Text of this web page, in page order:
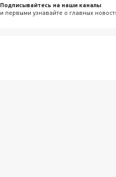
Подписывайтесь на наши каналы
и первыми узнавайте о главных